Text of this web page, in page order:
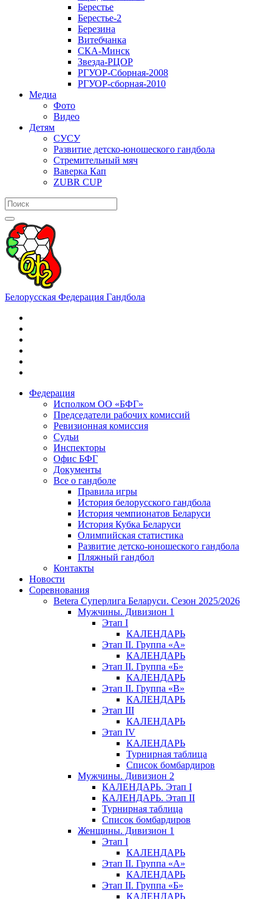
Берестье
Берестье-2
Березина
Витебчанка
СКА-Минск
Звезда-РЦОР
РГУОР-Сборная-2008
РГУОР-сборная-2010
Медиа
Фото
Видео
Детям
СУСУ
Развитие детско-юношеского гандбола
Стремительный мяч
Ваверка Кап
ZUBR CUP
Белорусская Федерация Гандбола
Федерация
Исполком ОО «БФГ»
Председатели рабочих комиссий
Ревизионная комиссия
Судьи
Инспекторы
Офис БФГ
Документы
Все о гандболе
Правила игры
История белорусского гандбола
История чемпионатов Беларуси
История Кубка Беларуси
Олимпийская статистика
Развитие детско-юношеского гандбола
Пляжный гандбол
Контакты
Новости
Соревнования
Betera Суперлига Беларуси. Сезон 2025/2026
Мужчины. Дивизион 1
Этап I
КАЛЕНДАРЬ
Этап II. Группа «А»
КАЛЕНДАРЬ
Этап II. Группа «Б»
КАЛЕНДАРЬ
Этап II. Группа «В»
КАЛЕНДАРЬ
Этап III
КАЛЕНДАРЬ
Этап IV
КАЛЕНДАРЬ
Турнирная таблица
Список бомбардиров
Мужчины. Дивизион 2
КАЛЕНДАРЬ. Этап I
КАЛЕНДАРЬ. Этап II
Турнирная таблица
Список бомбардиров
Женщины. Дивизион 1
Этап I
КАЛЕНДАРЬ
Этап II. Группа «А»
КАЛЕНДАРЬ
Этап II. Группа «Б»
КАЛЕНДАРЬ